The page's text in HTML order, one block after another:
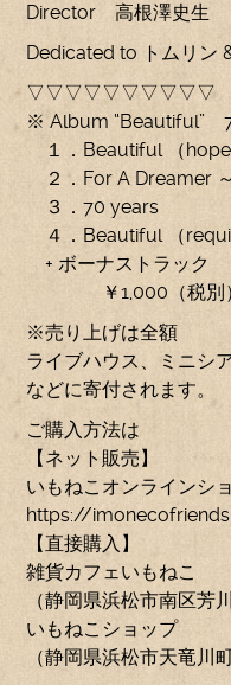
Director 高根澤史生
Dedicated to トムリン &
▽▽▽▽▽▽▽▽▽▽
※ Album “Beautiful”
１．Beautiful （hope
２．For A Dreamer
３．70 years
４．Beautiful （
+ ボーナストラック
￥1,000（税別
※売り上げは全額
ライブハウス、ミニシ
などに寄付されます。
ご購入方法は
【ネット販売】
いもねこオンラインシ
https://
【直接購入】
雑貨カフェいもねこ
（静岡県浜松市南区芳
いもねこショップ
（静岡県浜松市天竜川